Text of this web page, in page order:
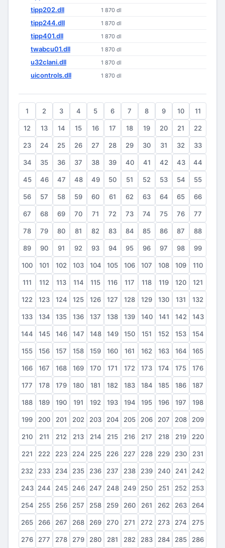
tipp202.dll 1 870 dl
tipp244.dll 1 870 dl
tipp401.dll 1 870 dl
twabcu01.dll 1 870 dl
u32clani.dll 1 870 dl
uicontrols.dll 1 870 dl
1 2 3 4 5 6 7 8 9 10 11
12 13 14 15 16 17 18 19 20 21 22
23 24 25 26 27 28 29 30 31 32 33
34 35 36 37 38 39 40 41 42 43 44
45 46 47 48 49 50 51 52 53 54 55
56 57 58 59 60 61 62 63 64 65 66
67 68 69 70 71 72 73 74 75 76 77
78 79 80 81 82 83 84 85 86 87 88
89 90 91 92 93 94 95 96 97 98 99
100 101 102 103 104 105 106 107 108 109 110
111 112 113 114 115 116 117 118 119 120 121
122 123 124 125 126 127 128 129 130 131 132
133 134 135 136 137 138 139 140 141 142 143
144 145 146 147 148 149 150 151 152 153 154
155 156 157 158 159 160 161 162 163 164 165
166 167 168 169 170 171 172 173 174 175 176
177 178 179 180 181 182 183 184 185 186 187
188 189 190 191 192 193 194 195 196 197 198
199 200 201 202 203 204 205 206 207 208 209
210 211 212 213 214 215 216 217 218 219 220
221 222 223 224 225 226 227 228 229 230 231
232 233 234 235 236 237 238 239 240 241 242
243 244 245 246 247 248 249 250 251 252 253
254 255 256 257 258 259 260 261 262 263 264
265 266 267 268 269 270 271 272 273 274 275
276 277 278 279 280 281 282 283 284 285 286